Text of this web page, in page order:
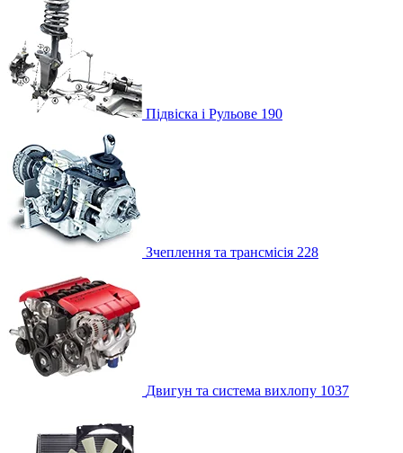
Підвіска і Рульове 190
Зчеплення та трансмісія 228
Двигун та система вихлопу 1037